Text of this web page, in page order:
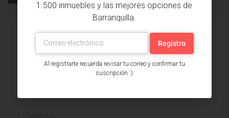
Issa Saieh Inmobiliaria
Ver listados
1.500 inmuebles y las mejores opciones de
Barranquilla.
Al registrarte recuerda revisar tu correo y confirmar tu
suscripción :)